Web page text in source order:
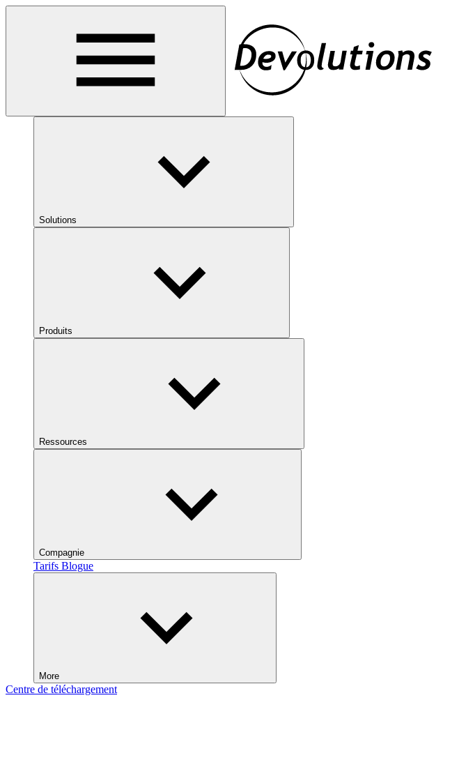
Solutions
Produits
Ressources
Compagnie
Tarifs Blogue
More
Centre de téléchargement